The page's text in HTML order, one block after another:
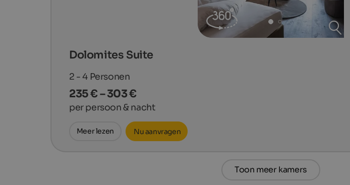
Dolomites Suite
2 - 4 Personen
235 € – 303 €
per persoon & nacht
Meer lezen Nu aanvragen
Toon meer kamers